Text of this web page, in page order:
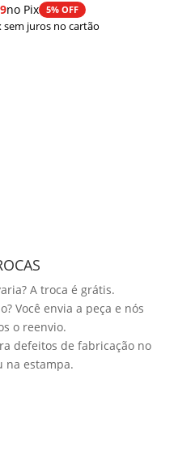
no Pix 5% OFF
sem juros no cartão
A troca é grátis.
Você envia a peça e nós
o reenvio.
defeitos de fabricação no
na estampa.